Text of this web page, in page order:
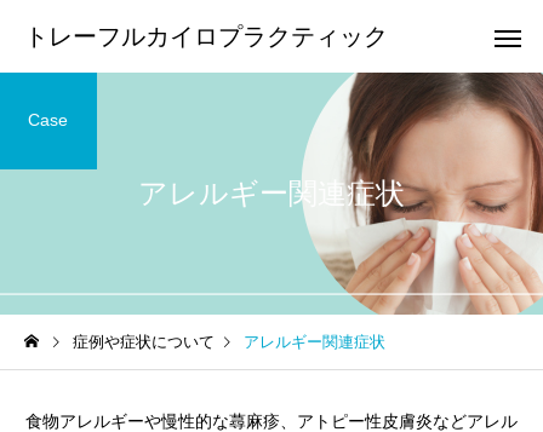
トレーフルカイロプラクティック
顎の痛
手や腕の痛み・しびれ 腰痛
足底筋膜炎・足底腱膜炎の
膝の痛み
鵞足炎の整体について
アレルギー関連症状
Case
症例や症状について アレルギー関連症状
食物アレルギーや慢性的な蕁麻疹、アトピー性皮膚炎などアレル